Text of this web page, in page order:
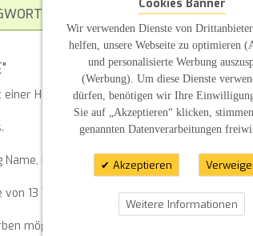
ZUSATZINFORMATION
Herzlinie verziert. Darin befinden sich die
Datum und Spruch mit an, diese sind
13 Wörtern.
möglich:
Cookies Banner
Wir verwenden Dienste von
helfen, unsere Webseite zu optimieren
und personalisierte Werbung
(Werbung). Um diese Dienste
dürfen, benötigen wir Ihre
Sie auf „Akzeptieren“ klicken,
genannten Datenverarbeitungen
Akzeptieren
Weitere Informationen